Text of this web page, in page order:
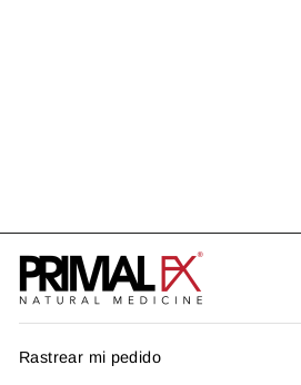
Rastrear mi pedido